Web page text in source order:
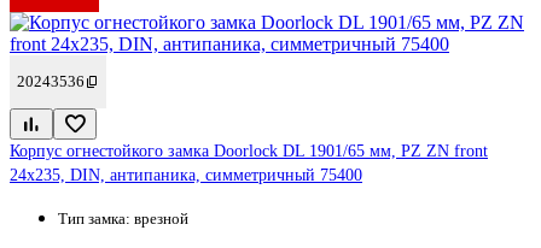
20243536
Корпус огнестойкого замка Doorlock DL 1901/65 мм, PZ ZN front
24x235, DIN, антипаника, симметричный 75400
Тип замка: врезной